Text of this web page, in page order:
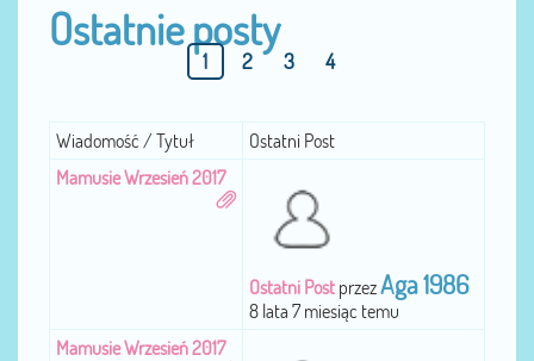
Ostatnie posty
1 2 3 4
Wiadomość / Tytuł Ostatni Post
Mamusie Wrzesień 2017
Ostatni Post przezAga 1986
8 lata 7 miesiąc temu
Mamusie Wrzesień 2017